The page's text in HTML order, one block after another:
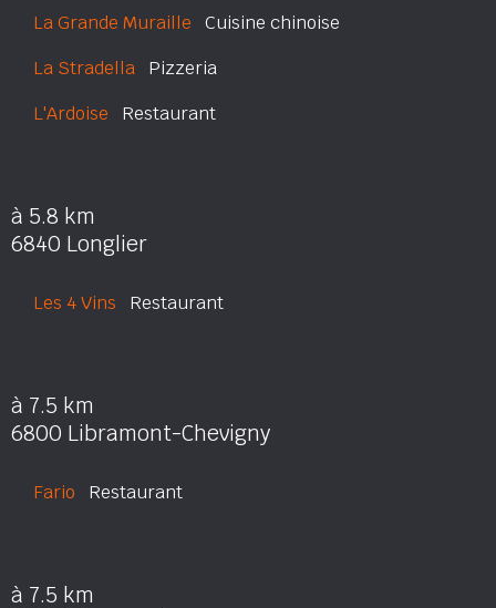
La Grande Muraille Cuisine chinoise
La Stradella Pizzeria
L'Ardoise Restaurant
à 5.8 km
6840 Longlier
Les 4 Vins Restaurant
à 7.5 km
6800 Libramont-Chevigny
Fario Restaurant
à 7.5 km